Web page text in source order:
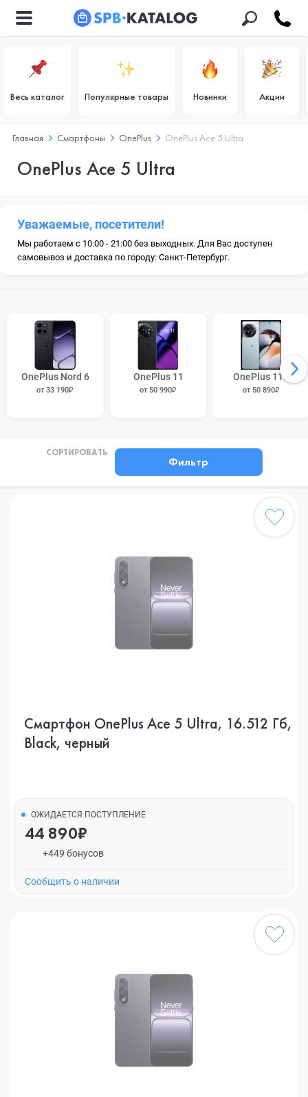
Весь каталог Популярные товары Новинки Акции
Главная Смартфоны OnePlus OnePlus Ace 5 Ultra
OnePlus Ace 5 Ultra
Уважаемые, посетители!
Мы работаем с 10:00 - 21:00 без выходных. Для Вас доступен
самовывоз и доставка по городу: Санкт-Петербург.
OnePlus Nord 6
от 33 190₽
OnePlus 11
от 50 990₽
OnePlus 11R
от 50 890₽
СОРТИРОВАТЬ
Фильтр
Смартфон OnePlus Ace 5 Ultra, 16.512 Гб,
Black, черный
ОЖИДАЕТСЯ ПОСТУПЛЕНИЕ
44 890₽
+449 бонусов
Cообщить о наличии